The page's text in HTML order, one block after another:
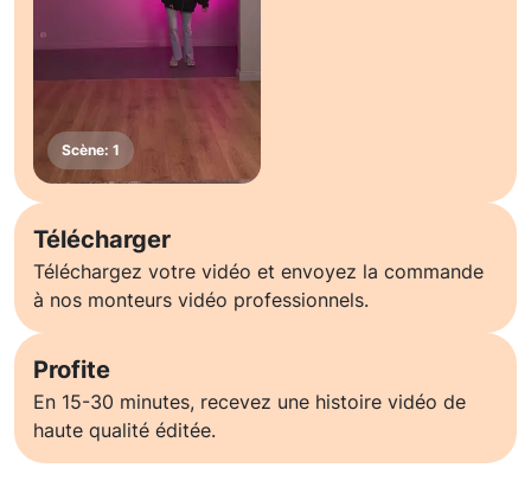
Télécharger
Téléchargez votre vidéo et envoyez la commande
à nos monteurs vidéo professionnels.
Profite
En 15-30 minutes, recevez une histoire vidéo de
haute qualité éditée.